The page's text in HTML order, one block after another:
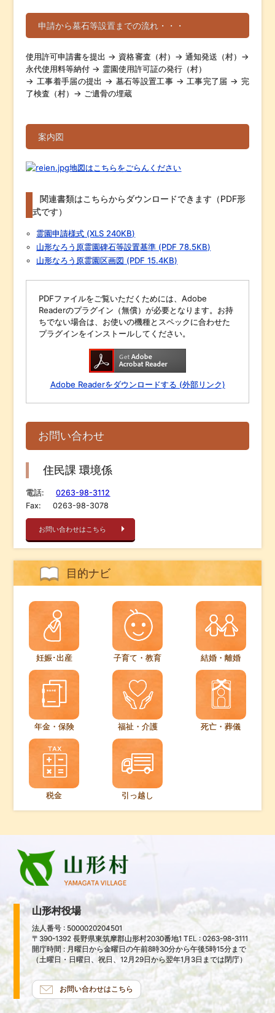
申請から墓石等設置までの流れ・・・
使用許可申請書を提出 → 資格審査（村）→ 通知発送（村）→
永代使用料等納付 → 霊園使用許可証の発行（村）
→ 工事着手届の提出 → 墓石等設置工事 → 工事完了届 → 完
了検査（村）→ ご遺骨の埋蔵
案内図
地図はこちらをごらんください
関連書類はこちらからダウンロードできます（PDF形
式です）
霊園申請様式 (XLS 240KB)
山形なろう原霊園碑石等設置基準 (PDF 78.5KB)
山形なろう原霊園区画図 (PDF 15.4KB)
PDFファイルをご覧いただくためには、Adobe
Readerのプラグイン（無償）が必要となります。お持
ちでない場合は、お使いの機種とスペックに合わせた
プラグインをインストールしてください。
Adobe Readerをダウンロードする (外部リンク)
お問い合わせ
住民課 環境係
電話:
0263-98-3112
Fax:
0263-98-3078
お問い合わせはこちら
目的ナビ
妊娠･出産 子育て・教育 結婚・離婚
年金・保険 福祉・介護 死亡・葬儀
税金 引っ越し
山形村役場
法人番号 : 5000020204501
〒390-1392 長野県東筑摩郡山形村2030番地1 TEL : 0263-98-3111
開庁時間 : 月曜日から金曜日の午前8時30分から午後5時15分まで
（土曜日・日曜日、祝日、12月29日から翌年1月3日までは閉庁）
お問い合わせはこちら